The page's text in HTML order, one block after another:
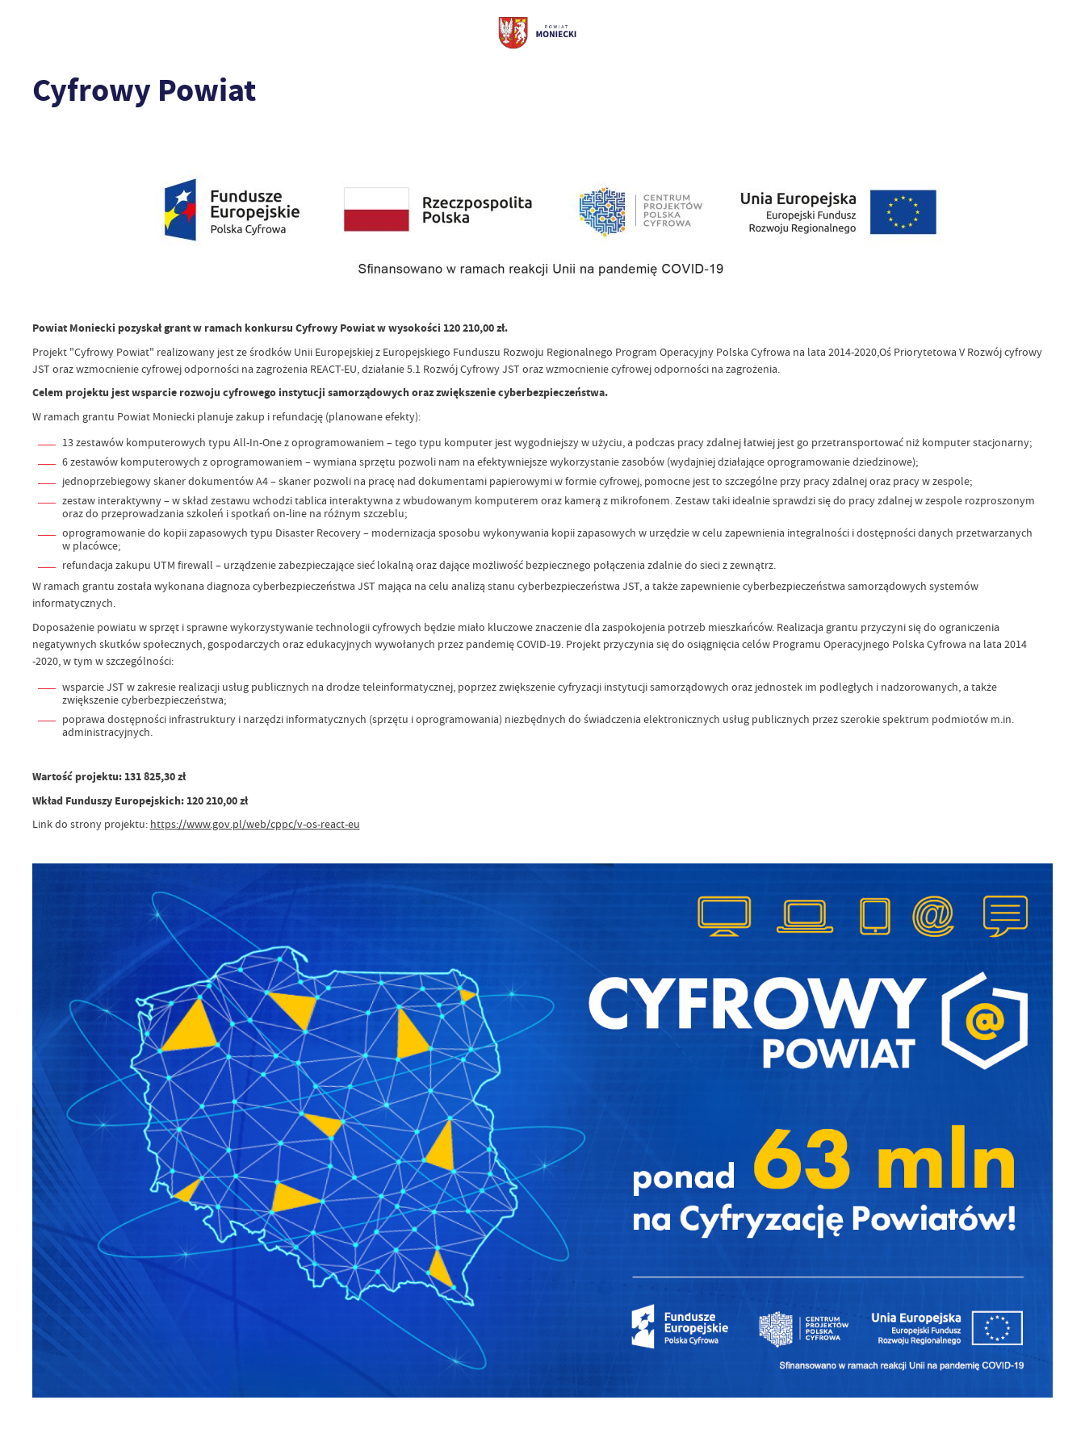
Cyfrowy Powiat
Powiat Moniecki pozyskał grant w ramach konkursu Cyfrowy Powiat w wysokości 120 210,00 zł.
Projekt "Cyfrowy Powiat" realizowany jest ze środków Unii Europejskiej z Europejskiego Funduszu Rozwoju Regionalnego Program Operacyjny Polska Cyfrowa na lata 2014-2020,Oś Priorytetowa V Rozwój cyfrowy
JST oraz wzmocnienie cyfrowej odporności na zagrożenia REACT-EU, działanie 5.1 Rozwój Cyfrowy JST oraz wzmocnienie cyfrowej odporności na zagrożenia.
Celem projektu jest wsparcie rozwoju cyfrowego instytucji samorządowych oraz zwiększenie cyberbezpieczeństwa.
W ramach grantu Powiat Moniecki planuje zakup i refundację (planowane efekty):
13 zestawów komputerowych typu All-In-One z oprogramowaniem – tego typu komputer jest wygodniejszy w użyciu, a podczas pracy zdalnej łatwiej jest go przetransportować niż komputer stacjonarny;
6 zestawów komputerowych z oprogramowaniem – wymiana sprzętu pozwoli nam na efektywniejsze wykorzystanie zasobów (wydajniej działające oprogramowanie dziedzinowe);
jednoprzebiegowy skaner dokumentów A4 – skaner pozwoli na pracę nad dokumentami papierowymi w formie cyfrowej, pomocne jest to szczególne przy pracy zdalnej oraz pracy w zespole;
zestaw interaktywny – w skład zestawu wchodzi tablica interaktywna z wbudowanym komputerem oraz kamerą z mikrofonem. Zestaw taki idealnie sprawdzi się do pracy zdalnej w zespole rozproszonym
oraz do przeprowadzania szkoleń i spotkań on-line na różnym szczeblu;
oprogramowanie do kopii zapasowych typu Disaster Recovery – modernizacja sposobu wykonywania kopii zapasowych w urzędzie w celu zapewnienia integralności i dostępności danych przetwarzanych
w placówce;
refundacja zakupu UTM firewall – urządzenie zabezpieczające sieć lokalną oraz dające możliwość bezpiecznego połączenia zdalnie do sieci z zewnątrz.
W ramach grantu została wykonana diagnoza cyberbezpieczeństwa JST mająca na celu analizą stanu cyberbezpieczeństwa JST, a także zapewnienie cyberbezpieczeństwa samorządowych systemów
informatycznych.
Doposażenie powiatu w sprzęt i sprawne wykorzystywanie technologii cyfrowych będzie miało kluczowe znaczenie dla zaspokojenia potrzeb mieszkańców. Realizacja grantu przyczyni się do ograniczenia
negatywnych skutków społecznych, gospodarczych oraz edukacyjnych wywołanych przez pandemię COVID-19. Projekt przyczynia się do osiągnięcia celów Programu Operacyjnego Polska Cyfrowa na lata 2014
-2020, w tym w szczególności:
wsparcie JST w zakresie realizacji usług publicznych na drodze teleinformatycznej, poprzez zwiększenie cyfryzacji instytucji samorządowych oraz jednostek im podległych i nadzorowanych, a także
zwiększenie cyberbezpieczeństwa;
poprawa dostępności infrastruktury i narzędzi informatycznych (sprzętu i oprogramowania) niezbędnych do świadczenia elektronicznych usług publicznych przez szerokie spektrum podmiotów m.in.
administracyjnych.
Wartość projektu: 131 825,30 zł
Wkład Funduszy Europejskich: 120 210,00 zł
Link do strony projektu: https://www.gov.pl/web/cppc/v-os-react-eu